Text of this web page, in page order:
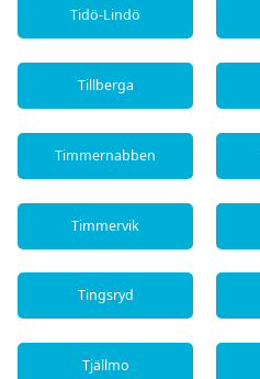
Tidö-Lindö
Tillberga
Timmernabben
Timmervik
Tingsryd
Tjällmo